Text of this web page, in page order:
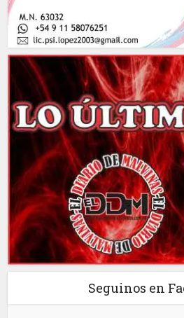
Seguinos en